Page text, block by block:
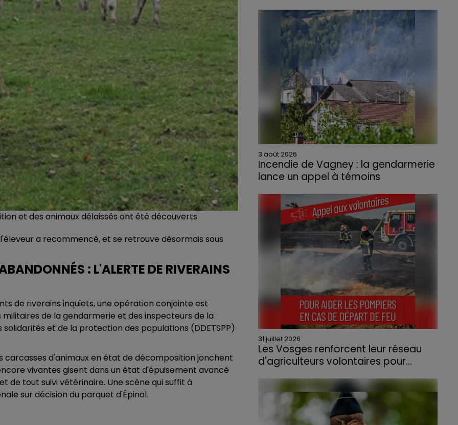
et des animaux délaissés ont été découverts
a recommencé, et se retrouve désormais sous
: L'ALERTE DE RIVERAINS
de riverains inquiets, une opération conjointe est
de la gendarmerie et des inspecteurs de la
et de la protection des populations (DDETSPP)
carcasses d'animaux en état de décomposition jonchent
vivantes gisent dans un état d'épuisement avancé
de tout suivi vétérinaire. Une scène qui suffit à
sur décision du parquet d'Épinal.
3 août 2026
Incendie de Vagney : la gendarmerie
lance un appel à témoins
au quartier résidentiel, avait détruit deux
habitations et contraint à l'évacuation d'une
centaine de personnes.
31 juillet 2026
Les Vosges renforcent leur réseau
d'agriculteurs volontaires pour...
départs de feu, la Chambre d'agriculture
des Vosges a lancé un appel aux
agriculteurs volontaires pour venir en aide...